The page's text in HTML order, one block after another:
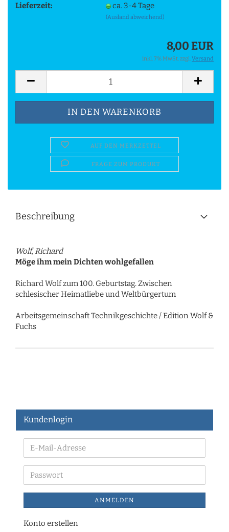
Lieferzeit:
ca. 3-4 Tage
(Ausland abweichend)
8,00 EUR
inkl. 7% MwSt. zzgl.Versand
AUF DEN MERKZETTEL
FRAGE ZUM PRODUKT
Beschreibung
Wolf, Richard
Möge ihm mein Dichten wohlgefallen
Richard Wolf zum 100. Geburtstag. Zwischen
schlesischer Heimatliebe und Weltbürgertum
Arbeitsgemeinschaft Technikgeschichte / Edition Wolf &
Fuchs
Kundenlogin
ANMELDEN
Konto erstellen